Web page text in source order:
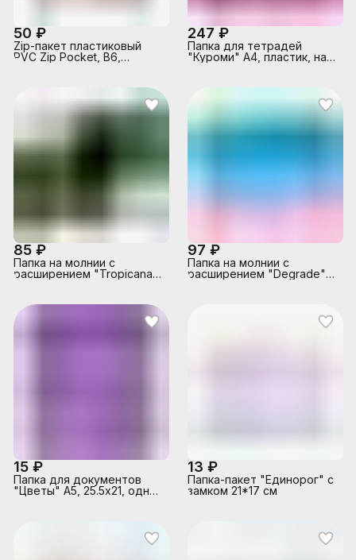
50 ₽
Zip-пакет пластиковый
PVC Zip Pocket, B6,
247 ₽
Папка для тетрадей
"Куроми" А4, пластик, на
85 ₽
Папка на молнии с
расширением "Tropicana"
рисунком, тиснение
фольгой, индивидуальная
маркировка, 2 дизайна
97 ₽
Папка на молнии с
расширением "Degrade"
15 ₽
Папка для документов
"Цветы" А5, 25.5х21, одно
13 ₽
Папка-пакет "Единорог" с
замком 21*17 см